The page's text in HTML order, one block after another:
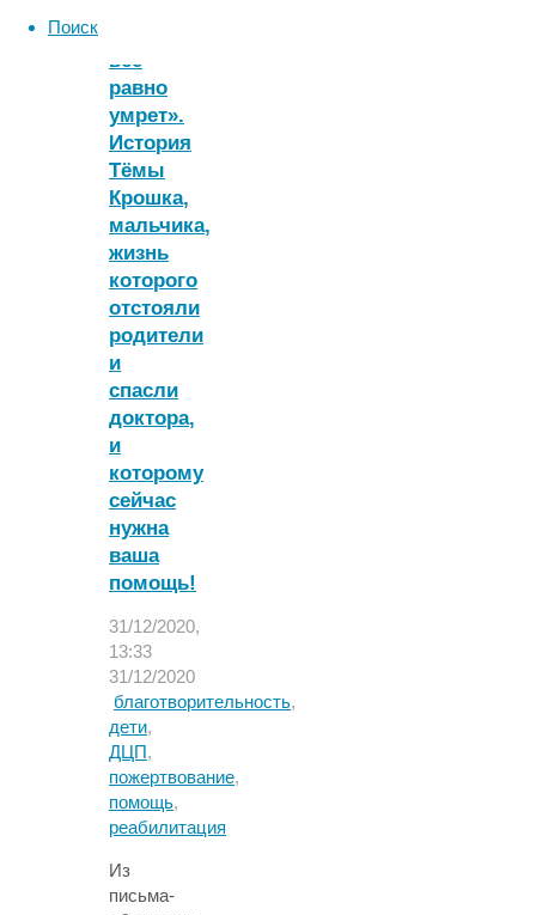
Поиск
все
равно
умрет».
История
Тёмы
Крошка,
мальчика,
жизнь
которого
отстояли
родители
и
спасли
доктора,
и
которому
сейчас
нужна
ваша
помощь!
31/12/2020,
13:33
31/12/2020
благотворительность,
дети,
ДЦП,
пожертвование,
помощь,
реабилитация
Из
письма-